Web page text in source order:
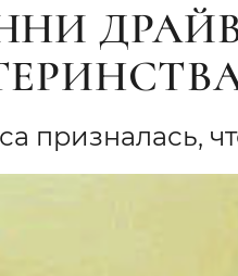
призналась,